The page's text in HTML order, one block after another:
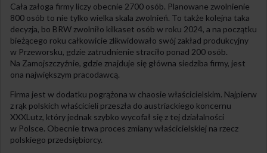
Cała załoga firmy liczy obecnie 2700 osób. Planowane zwolnienie
800 osób to nie tylko wielka skala zwolnień. To także kolejna taka
decyzja, bo BRW zwolniło kilkaset osób w roku 2024, a na początku
bieżącego roku całkowicie zlikwidowało swój zakład produkcyjny
w Przeworsku, gdzie zatrudnienie straciło ponad 200 osób.
Na Zamojszczyźnie, gdzie znajduje się główna siedziba firmy, jest
ona największym pracodawcą.
Firma jest w dodatku pogrążona w chaosie właścicielskim. Najpierw
z rąk polskich właścicieli przeszła do austriackiego koncernu
XXXLutz, który jednak szybko wycofał się z tej działalności
w Polsce. Obecnie trwa proces zmiany właścicielskiej na rzecz
polskiego przedsiębiorcy.